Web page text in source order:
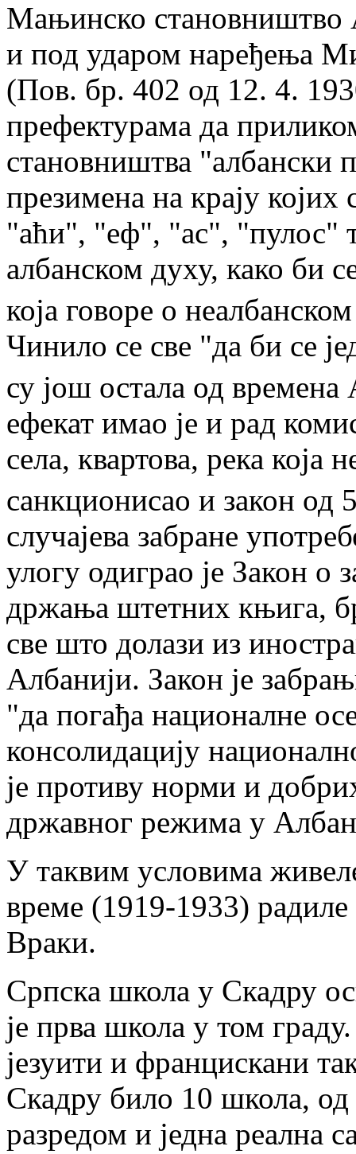
Мањинско становништво
и под ударом наређења
(Пов. бр. 402 од 12. 4.
префектурама да
становништва "албански
презимена на крају
"аћи", "еф", "ас", "пулос"
албанском духу, како би
која говоре о
Чинило се све "да би се
су још остала од
ефекат имао je и рад
села, квартова, река која
санкционисао и закон од
случајева забране
улогу одиграо je Закон о
држања штетних књига,
све што долази из
Албанији. Закон je
"да погађа националне
консолидацију
je противу норми и
државног режима у
У таквим условима
време (1919-1933)
Враки.
Српска школа у Скадру
je прва школа у том
језуити и францискани
Скадру било 10 школа, од
разредом и једна реална